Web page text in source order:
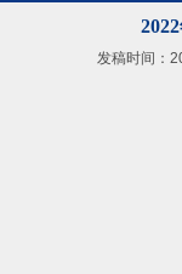
发稿时间：